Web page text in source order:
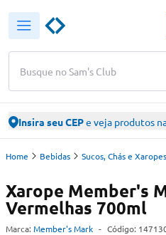
Busque no Sam's Club
Insira seu CEPe veja produtos
Home Bebidas Sucos, Chás e Xaropes
Xarope Member's
Vermelhas 700ml
Marca: Member's Mark - Código: